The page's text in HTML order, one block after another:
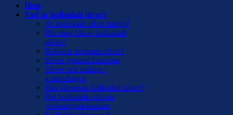
Hem
Vad är kolloidalt silver?
Är kolloidalt silver farligt?
Blir man blå av kolloidalt
silver?
Behöver kroppen silver?
Silver igenom historien
Silver och utsläpp i
vattendragen
Hur tillverkas kolloidalt silver?
Det kolloidala silvrets
verkningsmekanism